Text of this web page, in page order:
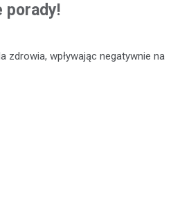
porady!
zdrowia, wpływając negatywnie na